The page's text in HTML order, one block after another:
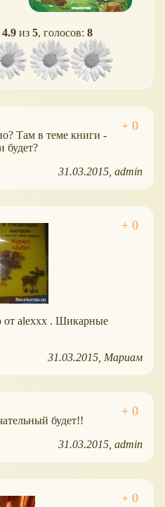
4.9 из 5, голосов: 8
Там в теме книги -
будет?
31.03.2015 admin
от alexxx . Шикарные
31.03.2015 Мариам
будет!!
31.03.2015 admin